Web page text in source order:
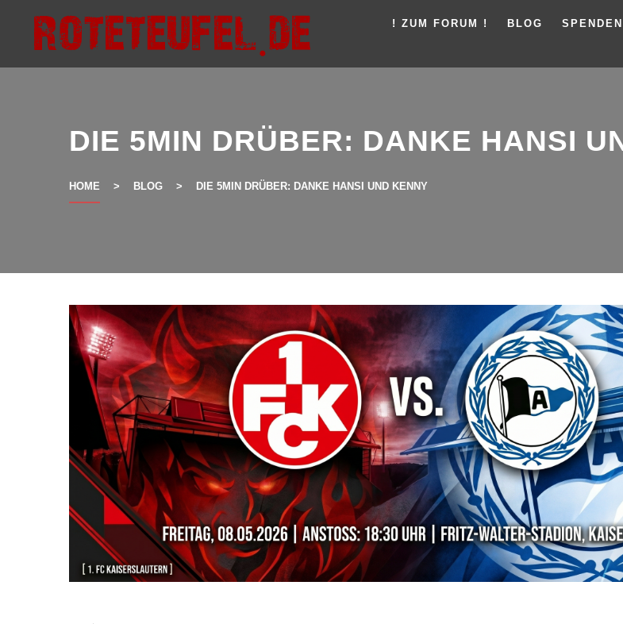
! ZUM FORUM ! BLOG SPENDEN
DIE 5MIN DRÜBER: DANKE HANSI
HOME > BLOG > DIE 5MIN DRÜBER: DANKE HANSI UND KENNY